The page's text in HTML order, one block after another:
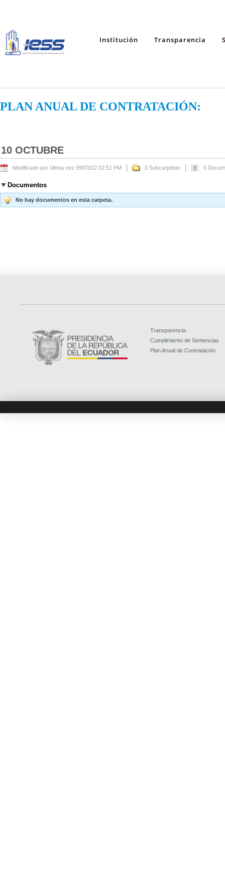
Institución Transparencia
PLAN ANUAL DE CONTRATACIÓN:
10 OCTUBRE
Modificado por última vez 09/03/22 02:51 PM 0 Subcarpetas 0
Documentos
No hay documentos en esta carpeta.
Transparencia
Cumplimiento de Sentencias
Plan Anual de Contratación